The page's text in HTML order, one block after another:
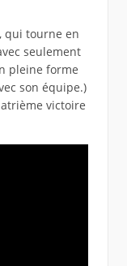
qui tourne en
seulement
pleine forme
son équipe.)
victoire